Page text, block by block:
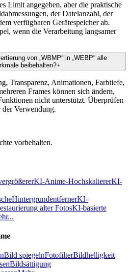
Limit angegeben, aber die praktische
der Dateianzahl, der
verfügbaren Gerätespeicher ab.
wenn die Verarbeitung langsamer
von „WBMP“ in „WEBP“ alle
beibehalten?+
Transparenz, Animationen, Farbtiefe,
Frames können sich ändern,
nicht unterstützt. Überprüfen
Verwendung.
vorbehalten.
KI-Anime-HochskaliererKI-
HintergrundentfernerKI-
alter FotosKI-basierte
Bild spiegelnFotofilterBildhelligkeit
Bildsättigung